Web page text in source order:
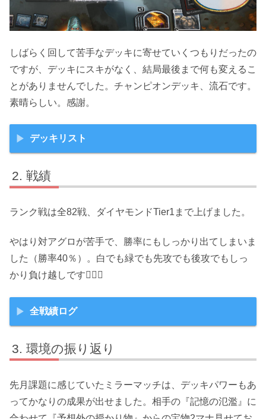
しばらく回して苦手なデッキに寄せていくつもりだったの
ですが、デッキにスキがなく、結局最後まで何も変えるこ
とがありませんでした。チャンピオンデッキ、流石です。
素晴らしい。感謝。
デッキリスト
戦績
ランク戦は全82戦、ダイヤモンドTier1まで上げました。
やはり対アグロが苦手で、勝率にもしっかり出てしまいま
した（勝率40％）。白でも緑でも先攻でも後攻でもしっ
かり負け越しです😵‍💫💦
全戦績ログ
環境の振り返り
先月課題に感じていたミラーマッチは、デッキパワーもあ
ってかなりの成果が出せました。相手の『記憶の氾濫』に